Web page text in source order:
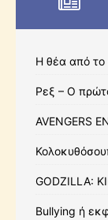
Η θέα από
Ρεξ – Ο
AVENGERS
GODZILLA:
Bullying ή